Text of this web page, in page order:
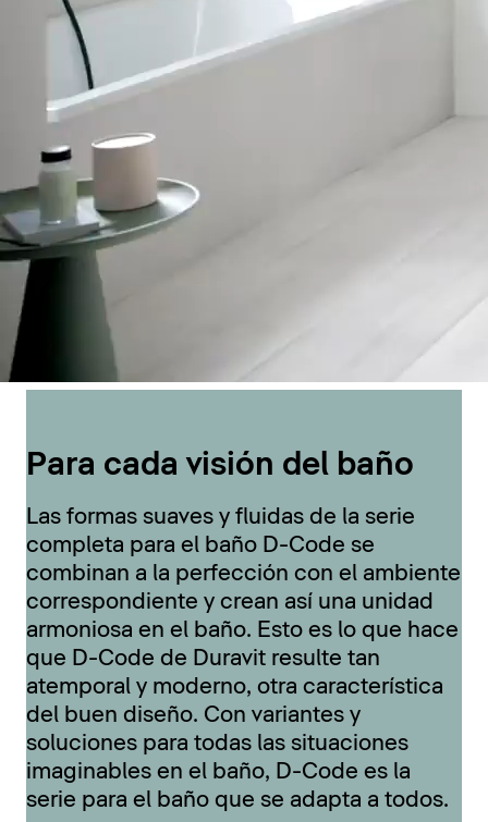
Para cada visión del baño
Las formas suaves y fluidas de la serie
completa para el baño D-Code se
combinan a la perfección con el ambiente
correspondiente y crean así una unidad
armoniosa en el baño. Esto es lo que hace
que D-Code de Duravit resulte tan
atemporal y moderno, otra característica
del buen diseño. Con variantes y
soluciones para todas las situaciones
imaginables en el baño, D-Code es la
serie para el baño que se adapta a todos.